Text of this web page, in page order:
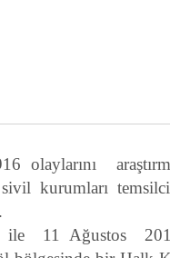
olaylarını
kurumları
ile 11 Ağustos